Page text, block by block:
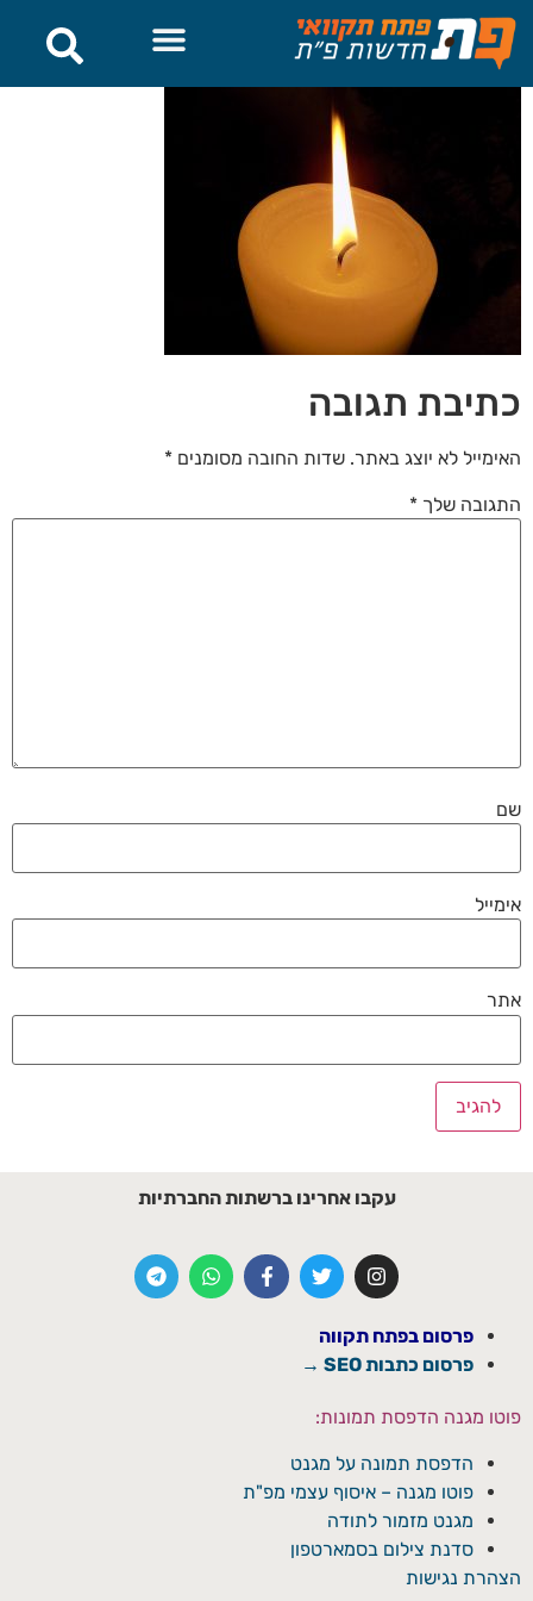
לתוכן
כתיבת תגובה
האימייל לא יוצג באתר. שדות החובה מסומנים *
התגובה שלך *
שם
אימייל
אתר
עקבו אחרינו ברשתות החברתיות
פרסום בפתח תקווה
פרסום כתבות SEO →
פוטו מגנה הדפסת תמונות:
הדפסת תמונה על מגנט
פוטו מגנה – איסוף עצמי מפ"ת
מגנט מזמור לתודה
סדנת צילום בסמארטפון
הצהרת נגישות